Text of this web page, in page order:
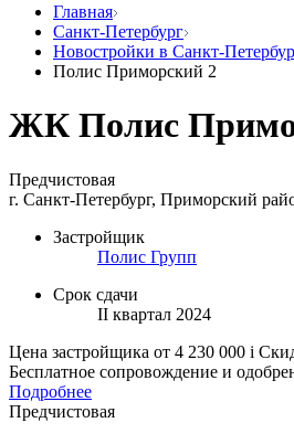
Главная
Санкт-Петербург
Новостройки в Санкт-
Полис Приморский 2
ЖК Полис
Предчистовая
г. Санкт-Петербург, Приморский
Застройщик
Полис Групп
Срок сдачи
II квартал 2024
Цена застройщика от 4 230 000 i
Бесплатное сопровождение и
Подробнее
Предчистовая